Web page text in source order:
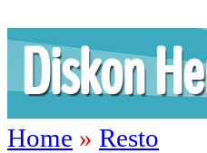
Home » Resto